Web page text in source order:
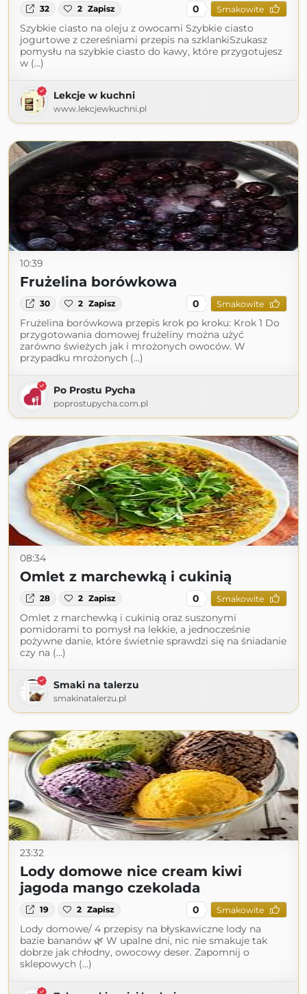
32 2 Zapisz 0 Smakowite
Szybkie ciasto na oleju z owocami Szybkie ciasto
jogurtowe z czereśniami przepis na szklankiSzukasz
pomysłu na szybkie ciasto do kawy, które przygotujesz
w (...)
Lekcje w kuchni
www.lekcjewkuchni.pl
10:39
Frużelina borówkowa
30 2 Zapisz 0 Smakowite
Frużelina borówkowa przepis krok po kroku: Krok 1 Do
przygotowania domowej frużeliny można użyć
zarówno świeżych jak i mrożonych owoców. W
przypadku mrożonych (...)
Po Prostu Pycha
poprostupycha.com.pl
08:34
Omlet z marchewką i cukinią
28 2 Zapisz 0 Smakowite
Omlet z marchewką i cukinią oraz suszonymi
pomidorami to pomysł na lekkie, a jednocześnie
pożywne danie, które świetnie sprawdzi się na śniadanie
czy na (...)
Smaki na talerzu
smakinatalerzu.pl
23:32
Lody domowe nice cream kiwi
jagoda mango czekolada
19 2 Zapisz 0 Smakowite
Lody domowe/ 4 przepisy na błyskawiczne lody na
bazie bananów 🌿 W upalne dni, nic nie smakuje tak
dobrze jak chłodny, owocowy deser. Zapomnij o
sklepowych (...)